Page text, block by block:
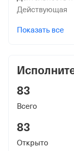
Действующая
Показать все
83
Всего
83
Открыто